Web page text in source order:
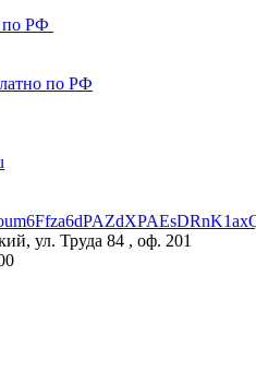
по РФ
по РФ
ул. Труда 84 , оф. 201